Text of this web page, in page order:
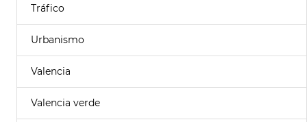
Tráfico
Urbanismo
Valencia
Valencia verde